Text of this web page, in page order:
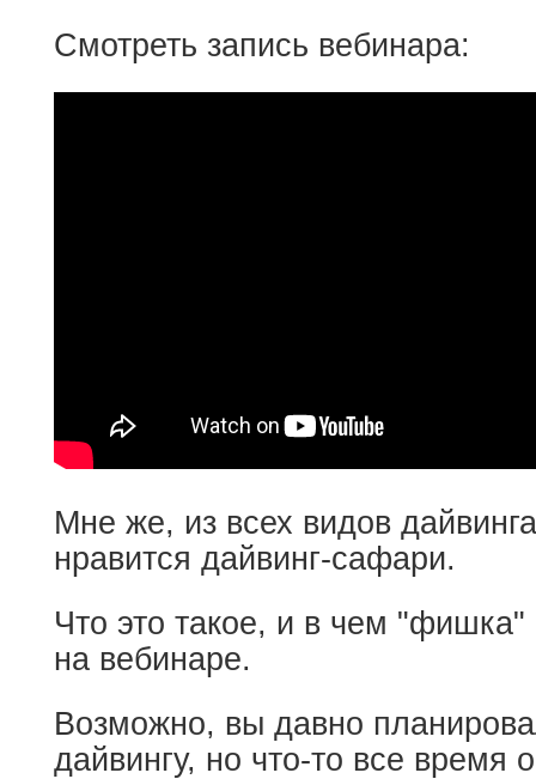
Смотреть запись вебинара:
Мне же, из всех видов
нравится дайвинг-сафари.
Что это такое, и в чем
на вебинаре.
Возможно, вы давно
дайвингу, но что-то все время